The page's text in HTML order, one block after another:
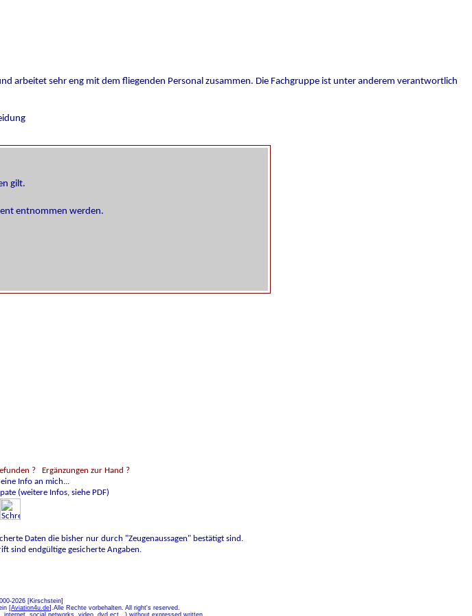
arbeitet sehr eng mit dem fliegenden Personal zusammen. Die Fachgruppe ist unter anderem verantwortlich
? Ergänzungen zur Hand ?
Info an mich...
(weitere Infos, siehe PDF)
Daten die bisher nur durch "Zeugenaussagen" bestätigt sind.
sind endgültige gesicherte Angaben.